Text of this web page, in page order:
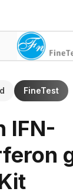
FineTest
IFN-